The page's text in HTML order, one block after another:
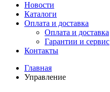
Новости
Каталоги
Оплата и доставка
Оплата и доставка
Гарантии и сервис
Контакты
Главная
Управление